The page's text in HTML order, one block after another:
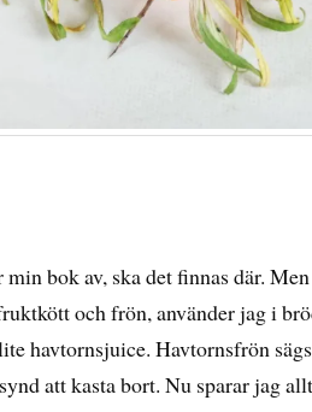
bok av, ska det finnas där.
och frön, använder jag i
havtornsjuice. Havtornsfrön
att kasta bort. Nu sparar jag